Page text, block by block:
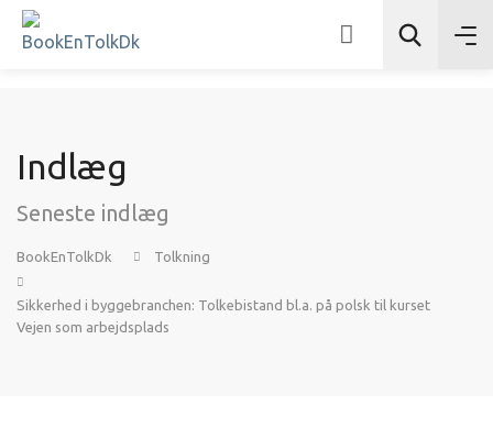
Indlæg
Seneste indlæg
BookEnTolkDk Tolkning
Sikkerhed i byggebranchen: Tolkebistand bl.a. på polsk til kurset
Vejen som arbejdsplads